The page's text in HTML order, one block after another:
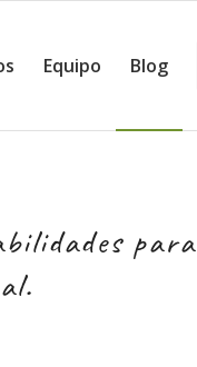
Equipo Blog
para